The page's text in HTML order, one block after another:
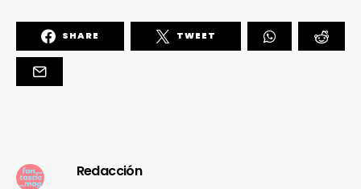
SHARE TWEET
Redacción